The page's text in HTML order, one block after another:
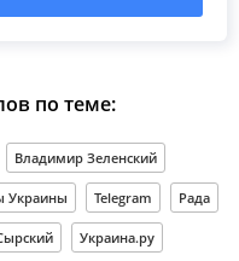
по теме:
Владимир Зеленский
Украины Telegram Рада
Украина.ру